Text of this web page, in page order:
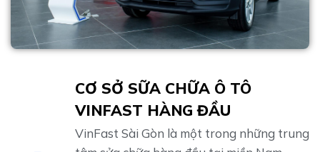
CƠ SỞ SỮA CHỮA Ô TÔ
VINFAST HÀNG ĐẦU
VinFast Sài Gòn là một trong những trung